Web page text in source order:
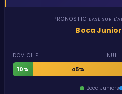
PRONOSTIC BASÉ SUR
Boca
DOMICILE NUL
10% 45%
Boca Juniors